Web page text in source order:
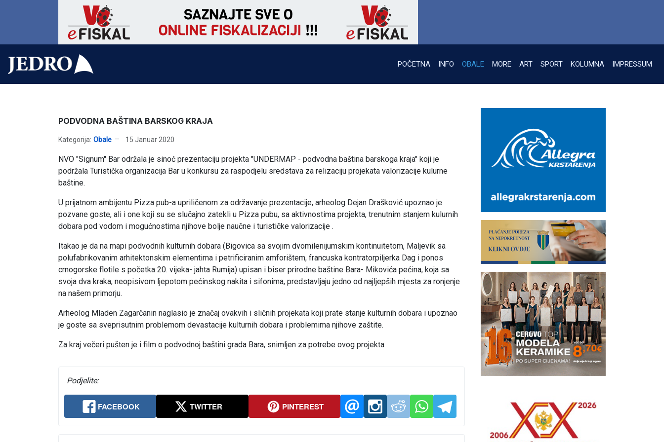
POČETNA INFO OBALE MORE ART SPORT KOLUMNA IMPRESSUM
PODVODNA BAŠTINA BARSKOG KRAJA
Kategorija: Obale 15 Januar 2020
NVO "Signum" Bar održala je sinoć prezentaciju projekta "UNDERMAP - podvodna baština barskoga kraja" koji je
podržala Turistička organizacija Bar u konkursu za raspodjelu sredstava za relizaciju projekata valorizacije kulurne
baštine.
U prijatnom ambijentu Pizza pub-a upriličenom za održavanje prezentacije, arheolog Dejan Drašković upoznao je
pozvane goste, ali i one koji su se slučajno zatekli u Pizza pubu, sa aktivnostima projekta, trenutnim stanjem kulurnih
dobara pod vodom i mogućnostima njihove bolje naučne i turističke valorizacije .
Itakao je da na mapi podvodnih kulturnih dobara (Bigovica sa svojim dvomilenijumskim kontinuitetom, Maljevik sa
polufabrikovanim arhitektonskim elementima i petrificiranim amforištem, francuska kontratorpiljerka Dag i ponos
crnogorske flotile s početka 20. vijeka- jahta Rumija) upisan i biser prirodne baštine Bara- Mikovića pećina, koja sa
svoja dva kraka, neopisivom ljepotom pećinskog nakita i sifonima, predstavljaju jedno od najljepših mjesta za ronjenje
na našem primorju.
Arheolog Mladen Zagarčanin naglasio je značaj ovakvih i sličnih projekata koji prate stanje kulturnih dobara i upoznao
je goste sa sveprisutnim problemom devastacije kulturnih dobara i problemima njihove zaštite.
Za kraj večeri pušten je i film o podvodnoj baštini grada Bara, snimljen za potrebe ovog projekta
Podjelite:
FACEBOOK TWITTER PINTEREST